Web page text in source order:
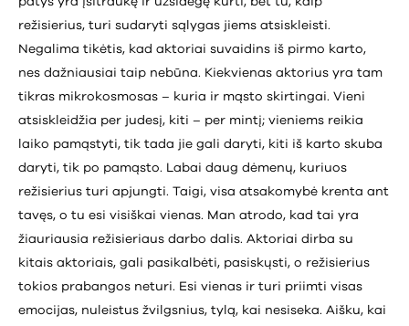
režisierius, turi sudaryti sąlygas jiems atsiskleisti.
Negalima tikėtis, kad aktoriai suvaidins iš pirmo karto,
nes dažniausiai taip nebūna. Kiekvienas aktorius yra tam
tikras mikrokosmosas – kuria ir mąsto skirtingai. Vieni
atsiskleidžia per judesį, kiti – per mintį; vieniems reikia
laiko pamąstyti, tik tada jie gali daryti, kiti iš karto skuba
daryti, tik po pamąsto. Labai daug dėmenų, kuriuos
režisierius turi apjungti. Taigi, visa atsakomybė krenta ant
tavęs, o tu esi visiškai vienas. Man atrodo, kad tai yra
žiauriausia režisieriaus darbo dalis. Aktoriai dirba su
kitais aktoriais, gali pasikalbėti, pasiskųsti, o režisierius
tokios prabangos neturi. Esi vienas ir turi priimti visas
emocijas, nuleistus žvilgsnius, tylą, kai nesiseka. Aišku, kai